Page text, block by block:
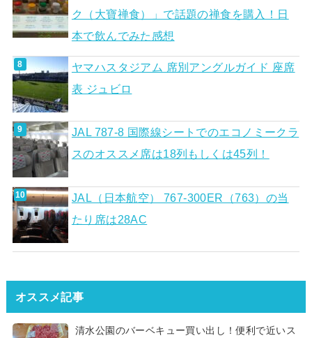
ク（大寶禅食）」で話題の禅食を購入！日
本で飲んでみた感想
ヤマハスタジアム 席別アングルガイド 座席
表 ジュビロ
JAL 787-8 国際線シートでのエコノミークラ
スのオススメ席は18列もしくは45列！
JAL（日本航空） 767-300ER（763）の当
たり席は28AC
オススメ記事
清水公園のバーベキュー買い出し！便利で近いス